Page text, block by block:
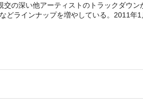
の深い他アーティストのトラックダウ
ラインナップを増やしている。2011